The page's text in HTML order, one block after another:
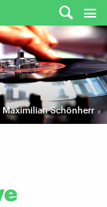
Schönherr